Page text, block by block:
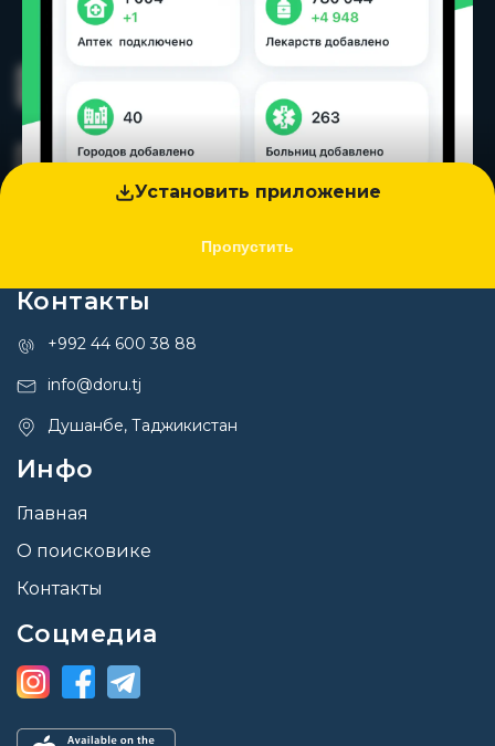
Установить приложение
Пропустить
Контакты
+992 44 600 38 88
info@doru.tj
Душанбе, Таджикистан
Инфо
Главная
О поисковике
Контакты
Соцмедиа